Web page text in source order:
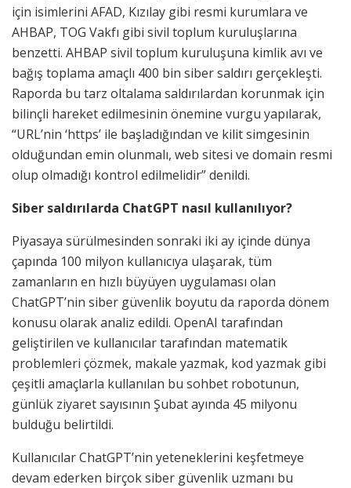
için isimlerini AFAD, Kızılay gibi resmi kurumlara ve
AHBAP, TOG Vakfı gibi sivil toplum kuruluşlarına
benzetti. AHBAP sivil toplum kuruluşuna kimlik avı ve
bağış toplama amaçlı 400 bin siber saldırı gerçekleşti.
Raporda bu tarz oltalama saldırılardan korunmak için
bilinçli hareket edilmesinin önemine vurgu yapılarak,
“URL’nin ‘https’ ile başladığından ve kilit simgesinin
olduğundan emin olunmalı, web sitesi ve domain resmi
olup olmadığı kontrol edilmelidir” denildi.
Siber saldırılarda ChatGPT nasıl kullanılıyor?
Piyasaya sürülmesinden sonraki iki ay içinde dünya
çapında 100 milyon kullanıcıya ulaşarak, tüm
zamanların en hızlı büyüyen uygulaması olan
ChatGPT’nin siber güvenlik boyutu da raporda dönem
konusu olarak analiz edildi. OpenAI tarafından
geliştirilen ve kullanıcılar tarafından matematik
problemleri çözmek, makale yazmak, kod yazmak gibi
çeşitli amaçlarla kullanılan bu sohbet robotunun,
günlük ziyaret sayısının Şubat ayında 45 milyonu
bulduğu belirtildi.
Kullanıcılar ChatGPT’nin yeteneklerini keşfetmeye
devam ederken birçok siber güvenlik uzmanı bu